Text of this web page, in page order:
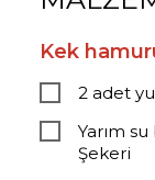
Kek
2 adet
Yarım
Şekeri